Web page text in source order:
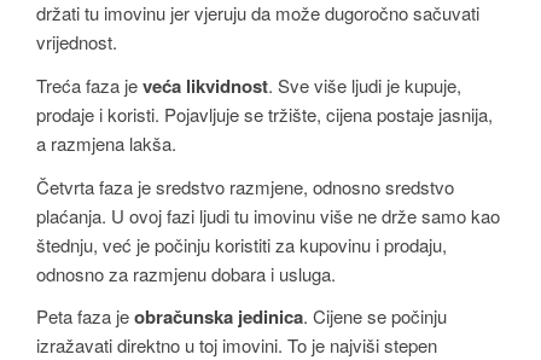
držati tu imovinu jer vjeruju da može dugoročno sačuvati
vrijednost.
Treća faza jeveća likvidnost. Sve više ljudi je kupuje,
prodaje i koristi. Pojavljuje se tržište, cijena postaje jasnija,
a razmjena lakša.
Četvrta faza je sredstvo razmjene, odnosno sredstvo
plaćanja. U ovoj fazi ljudi tu imovinu više ne drže samo kao
štednju, već je počinju koristiti za kupovinu i prodaju,
odnosno za razmjenu dobara i usluga.
Peta faza jeobračunska jedinica. Cijene se počinju
izražavati direktno u toj imovini. To je najviši stepen